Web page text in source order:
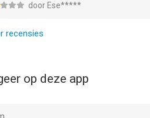
door Ese*****
recensies
op deze app